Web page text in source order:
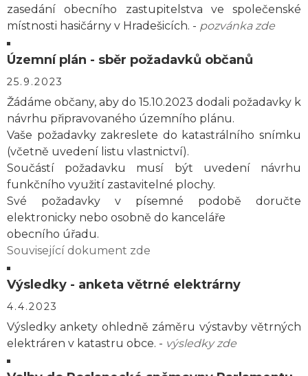
zasedání obecního zastupitelstva ve společenské
místnosti hasičárny v Hradešicích. - pozvánka zde
Územní plán - sběr požadavků občanů
25.9.2023
Žádáme občany, aby do 15.10.2023 dodali požadavky k
návrhu připravovaného územního plánu.
Vaše požadavky zakreslete do katastrálního snímku
(včetně uvedení listu vlastnictví).
Součástí požadavku musí být uvedení návrhu
funkčního využití zastavitelné plochy.
Své požadavky v písemné podobě doručte
elektronicky nebo osobně do kanceláře
obecního úřadu.
Související dokument zde
Výsledky - anketa větrné elektrárny
4.4.2023
Výsledky ankety ohledně záměru výstavby větrných
elektráren v katastru obce. - výsledky zde